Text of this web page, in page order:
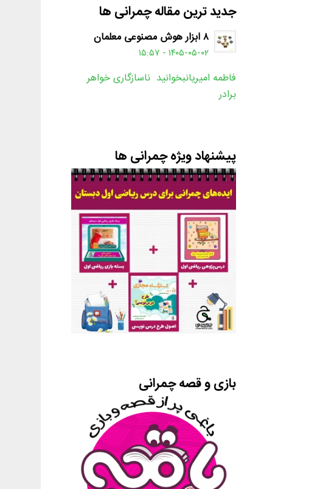
جدید ترین مقاله چمرانی ها
۸ ابزار هوش مصنوعی معلمان
۱۴۰۵-۰۵-۰۲ - ۱۵:۵۷
فاطمه امیریانبخوانید ناسازگاری خواهر
برادر
پیشنهاد ویژه چمرانی ها
بازی و قصه چمرانی